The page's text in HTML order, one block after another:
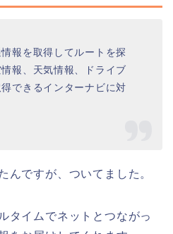
報を取得してルートを探
報、天気情報、ドライブ
できるインターナビに対
んですが、ついてました。
タイムでネットとつながっ